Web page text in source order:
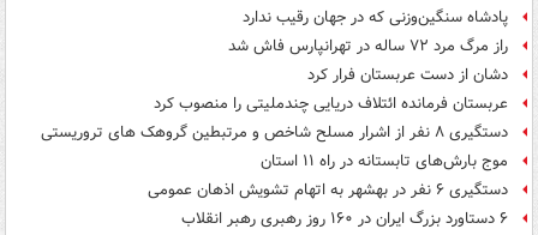
پادشاه سنگین‌وزنی که در جهان رقیب ندارد
راز مرگ مرد ۷۲ ساله در تهرانپارس فاش شد
دشان از دست عربستان فرار کرد
عربستان فرمانده ائتلاف دریایی چندملیتی را منصوب کرد
دستگیری ۸ نفر از اشرار مسلح شاخص و مرتبطین گروهک های تروریستی
موج بارش‌های تابستانه در راه ۱۱ استان
دستگیری ۶ نفر در بهشهر به اتهام تشویش اذهان عمومی
۶ دستاورد بزرگ ایران در ۱۶۰ روز رهبری رهبر انقلاب